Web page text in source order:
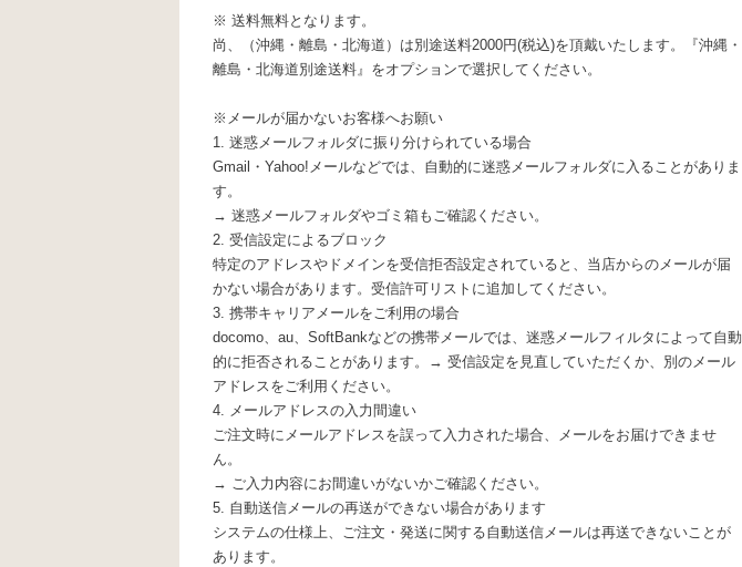
※ 送料無料となります。
尚、（沖縄・離島・北海道）は別途送料2000円(税込)を頂戴いたします。『沖縄・
離島・北海道別途送料』をオプションで選択してください。
※メールが届かないお客様へお願い
1. 迷惑メールフォルダに振り分けられている場合
Gmail・Yahoo!メールなどでは、自動的に迷惑メールフォルダに入ることがありま
す。
→ 迷惑メールフォルダやゴミ箱もご確認ください。
2. 受信設定によるブロック
特定のアドレスやドメインを受信拒否設定されていると、当店からのメールが届
かない場合があります。受信許可リストに追加してください。
3. 携帯キャリアメールをご利用の場合
docomo、au、SoftBankなどの携帯メールでは、迷惑メールフィルタによって自動
的に拒否されることがあります。→ 受信設定を見直していただくか、別のメール
アドレスをご利用ください。
4. メールアドレスの入力間違い
ご注文時にメールアドレスを誤って入力された場合、メールをお届けできませ
ん。
→ ご入力内容にお間違いがないかご確認ください。
5. 自動送信メールの再送ができない場合があります
システムの仕様上、ご注文・発送に関する自動送信メールは再送できないことが
あります。